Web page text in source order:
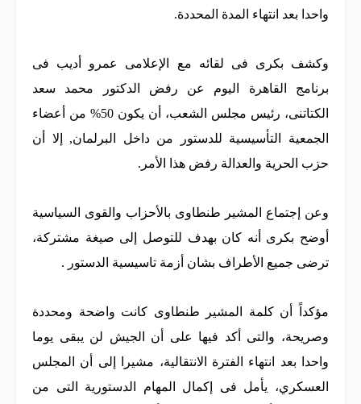
واحدا بعد انتهاء المدة المحددة.
وكشف بكرى فى لقائه مع الإعلامى عمرو أديب فى
برنامج القاهرة اليوم عن رفض الدكتور محمد سعد
الكتاتنى، رئيس مجلس الشعب، أن يكون 50% من أعضاء
الجمعية التأسيسية للدستور من داخل البرلمان, إلا أن
حزب الحرية والعدالة رفض هذا الأمر.
وعن إجتماع المشير طنطاوى بالأحزاب والقوى السياسية
أوضح بكرى أنه كان بهدف للتوصل إلى صيغة مشتركة،
ترضى جميع الأطراف بشان أزمة تاسيسية الدستور .
مؤكداً أن كلمة المشير طنطاوى كانت واضحة ومحددة
وصريحة، والتى أكد فيها على أن الجيش لن يبقى يوما
واحدا بعد انتهاء الفترة الانتقالية، مشيرا إلى أن المجلس
العسكري، يأمل فى إكمال المهام الدستورية التى من